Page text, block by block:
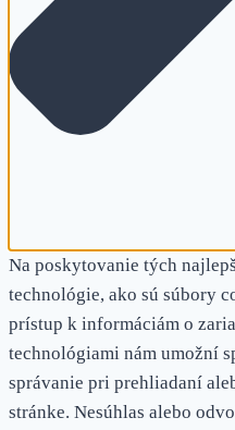
Na poskytovanie tých
technológie, ako sú súbory
prístup k informáciám o
technológiami nám umožní
správanie pri prehliadaní
stránke. Nesúhlas alebo